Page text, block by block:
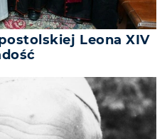
Leona XIV